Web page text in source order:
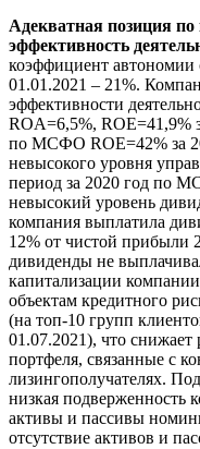
Адекватная позиция
эффективность
коэффициент
01.01.2021 – 21%.
эффективности
ROA=6,5%, ROE=41,9%
по МСФО ROE=42% за
невысокого уровня
период за 2020 год по
невысокий уровень
компания выплатила
12% от чистой прибыли
дивиденды не
капитализации
объектам кредитного
(на топ-10 групп
01.07.2021), что снижает
портфеля, связанные с
лизингополучателях.
низкая подверженность
активы и пассивы
отсутствие активов и